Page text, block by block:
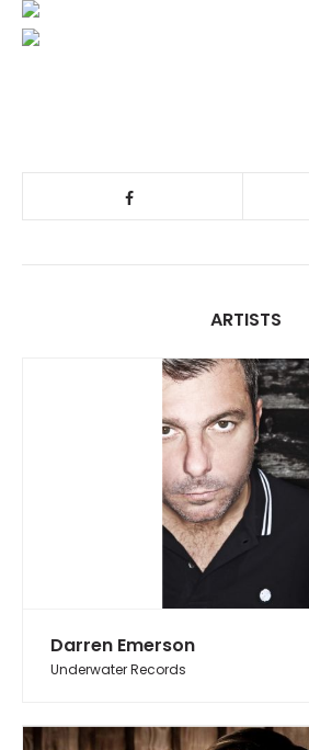
ARTISTS
Darren Emerson
Underwater Records